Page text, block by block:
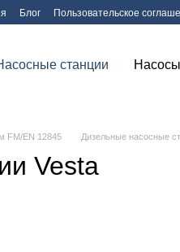
Блог Пользовательское
станции Насосы
FM/EN 12845 Дизельные насосные
Vesta